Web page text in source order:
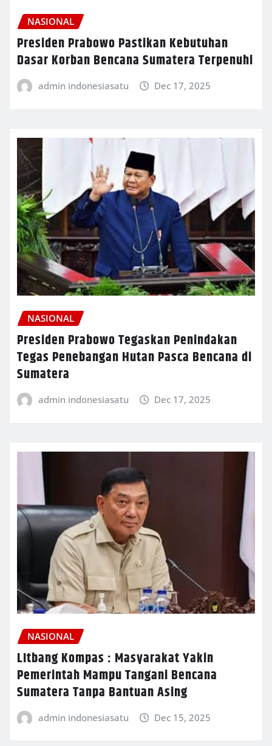
NASIONAL
Presiden Prabowo Pastikan Kebutuhan
Dasar Korban Bencana Sumatera Terpenuhi
admin indonesiasatu Dec 17, 2025
NASIONAL
Presiden Prabowo Tegaskan Penindakan
Tegas Penebangan Hutan Pasca Bencana di
Sumatera
admin indonesiasatu Dec 17, 2025
NASIONAL
LItbang Kompas : Masyarakat Yakin
Pemerintah Mampu Tangani Bencana
Sumatera Tanpa Bantuan Asing
admin indonesiasatu Dec 15, 2025